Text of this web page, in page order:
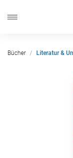
Bücher Literatur &